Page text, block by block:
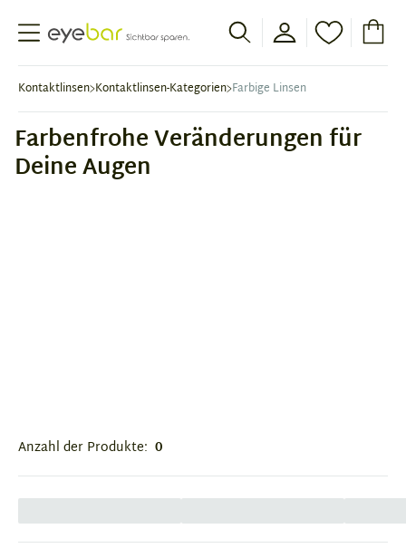
Abele Optic
Kontaktlinsen Kontaktlinsen-Kategorien Farbige Linsen
Farbenfrohe Veränderungen für
Deine Augen
Anzahl der Produkte: 0